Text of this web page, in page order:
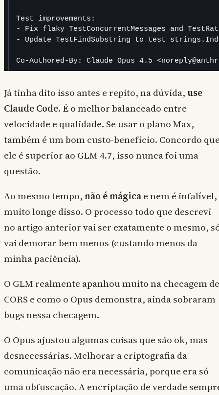
Já tinha dito isso antes e repito, na dúvida,use
Claude Code. É o melhor balanceado entre
velocidade e qualidade. Se usar o plano Max,
também é um bom custo-benefício. Concordo
ele é superior ao GLM 4.7, isso nunca foi uma
questão.
Ao mesmo tempo,não é mágicae nem é infalível,
muito longe disso. O processo todo que descrevi
no artigo anterior vai ser exatamente o mesmo,
vai demorar bem menos (custando menos da
minha paciência).
O GLM realmente apanhou muito na checagem de
CORS e como o Opus demonstra, ainda sobraram
bugs nessa checagem.
O Opus ajustou algumas coisas que são ok, mas
desnecessárias. Melhorar a criptografia da
comunicação não era necessária, porque era só
uma obfuscação. A encriptação de verdade